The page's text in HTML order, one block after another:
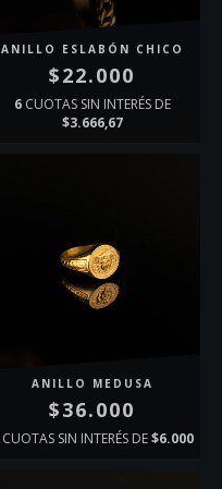
ANILLO ESLABÓN CHICO
$22.000
6 CUOTAS SIN INTERÉS DE
$3.666,67
ANILLO MEDUSA
$36.000
CUOTAS SIN INTERÉS DE$6.000